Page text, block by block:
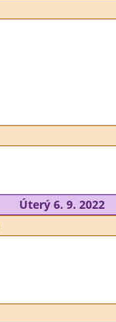
Úterý 6. 9. 2022